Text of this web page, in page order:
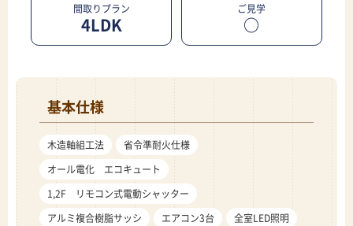
間取りプラン
4LDK
ご見学
○
基本仕様
木造軸組工法
省令準耐火仕様
オール電化 エコキュート
1,2F リモコン式電動シャッター
アルミ複合樹脂サッシ
エアコン3台
全室LED照明